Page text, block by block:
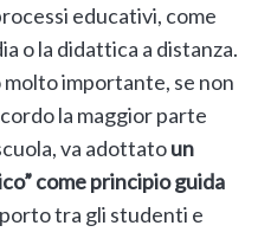
educativi, come
o la didattica a distanza.
molto importante, se non
la maggior parte
va adottatoun
come principio guida
tra gli studenti e